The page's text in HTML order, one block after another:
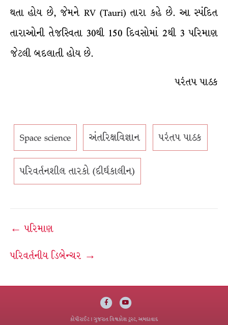
થતા હોય છે, જેમને RV (Tauri) તારા કહે છે. આ સ્પંદિત
તારાઓની તેજસ્વિતા 30થી 150 દિવસોમાં 2થી 3 પરિમાણ
જેટલી બદલાતી હોય છે.
પરંતપ પાઠક
Space science અંતરિક્ષવિજ્ઞાન પરંતપ પાઠક
પરિવર્તનશીલ તારકો (દીર્ઘકાલીન)
Post
navigation
← પરિમાણ
પરિવર્તનીય ડિબેન્ચર →
FacebookYoutube
કોપીરાઈટ| ગુજરાત વિશ્વકોશ ટ્રસ્ટ, અમદાવાદ